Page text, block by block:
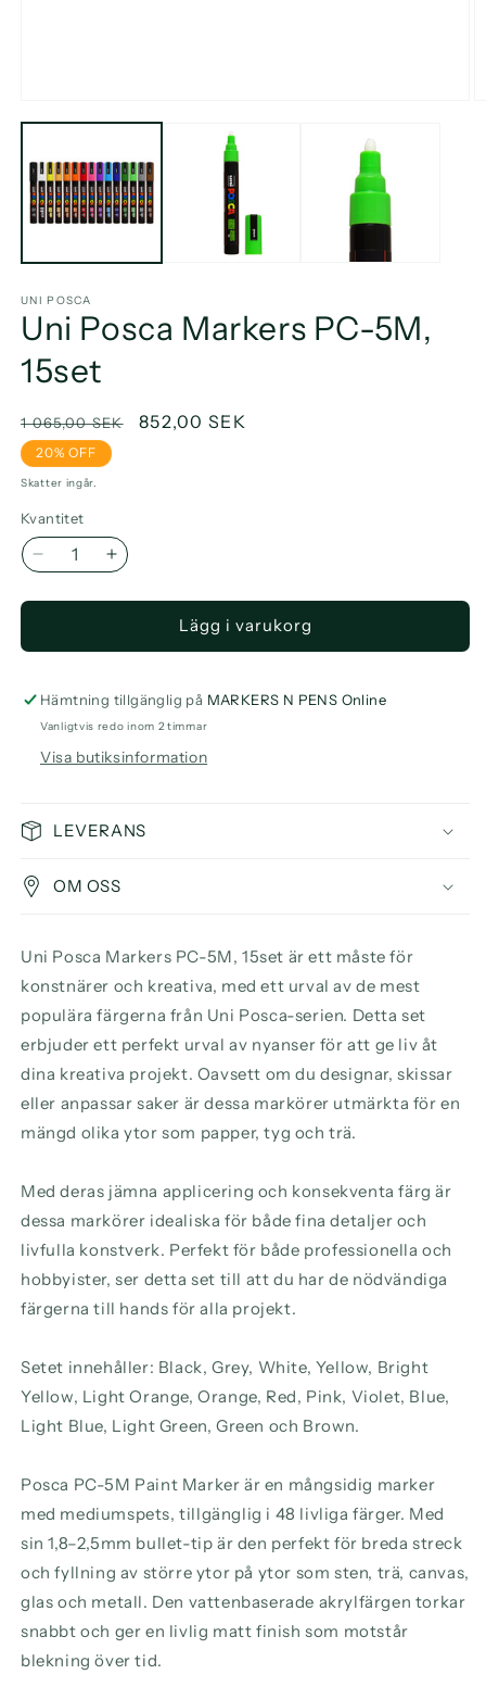
mediet
modalfönster
UNI POSCA
Uni Posca Markers PC-5M,
15set
Ordinarie
pris
1 065,00 SEK Försäljningspris
852,00 SEK
20% OFF
Skatter ingår.
Kvantitet
Minska
Posca
PC-
5M,
Öka
Posca
PC-
5M,
15set
Lägg i varukorg
Hämtning tillgänglig på MARKERS N PENS Online
Vanligtvis redo inom 2 timmar
Visa butiksinformation
LEVERANS
OM OSS
Uni Posca Markers PC-5M, 15set är ett måste för
konstnärer och kreativa, med ett urval av de mest
populära färgerna från Uni Posca-serien. Detta set
erbjuder ett perfekt urval av nyanser för att ge liv åt
dina kreativa projekt. Oavsett om du designar, skissar
eller anpassar saker är dessa markörer utmärkta för en
mängd olika ytor som papper, tyg och trä.
Med deras jämna applicering och konsekventa färg är
dessa markörer idealiska för både fina detaljer och
livfulla konstverk. Perfekt för både professionella och
hobbyister, ser detta set till att du har de nödvändiga
färgerna till hands för alla projekt.
Setet innehåller: Black, Grey, White, Yellow, Bright
Yellow, Light Orange, Orange, Red, Pink, Violet, Blue,
Light Blue, Light Green, Green och Brown.
Posca PC-5M Paint Marker är en mångsidig marker
med mediumspets, tillgänglig i 48 livliga färger. Med
sin 1,8–2,5mm bullet-tip är den perfekt för breda streck
och fyllning av större ytor på ytor som sten, trä, canvas,
glas och metall. Den vattenbaserade akrylfärgen torkar
snabbt och ger en livlig matt finish som motstår
blekning över tid.